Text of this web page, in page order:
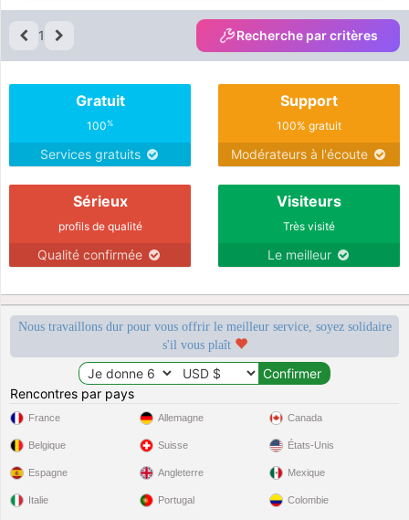
1 Recherche par critères
Gratuit
100%
Services gratuits
Support
100% gratuit
Modérateurs à l'écoute
Sérieux
profils de qualité
Qualité confirmée
Visiteurs
Très visité
Le meilleur
Nous travaillons dur pour vous offrir le meilleur service, soyez solidaire
s'il vous plaît
Rencontres par pays
France
Belgique
Espagne
Italie
Allemagne
Suisse
Angleterre
Portugal
Canada
États-Unis
Mexique
Colombie